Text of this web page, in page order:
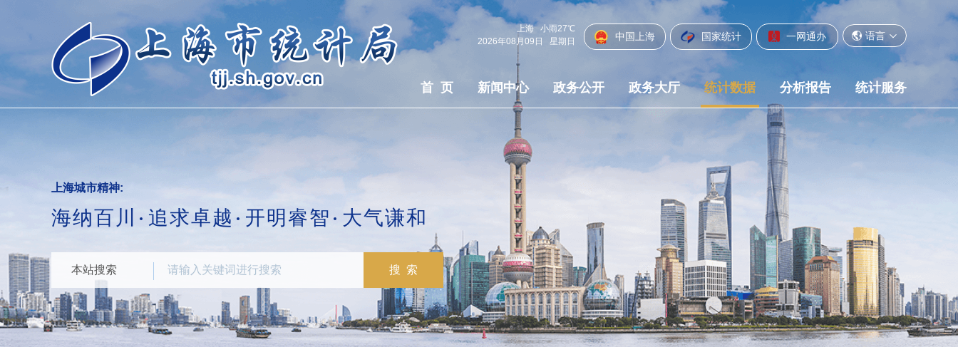
区
上海 小雨27℃
2026年08月09日
星期日 中国上海 国家统计 一网通办 语言
首 页 新闻中心 政务公开 政务大厅 统计数据 分析报告 统计服务
上海城市精神:
海纳百川 追求卓越 开明睿智 大气谦和
本站搜索 搜 索